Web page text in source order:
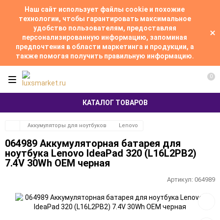
Наш сайт использует файлы cookie и похожие
технологии, чтобы гарантировать максимальное
удобство пользователям, предоставляя
персонализированную информацию, запоминая
предпочтения в области маркетинга и продукции, а
также помогая получить правильную информацию.
КАТАЛОГ ТОВАРОВ
0
Аккумуляторы для ноутбуков Lenovo
064989 Аккумуляторная батарея для
ноутбука Lenovo IdeaPad 320 (L16L2PB2)
7.4V 30Wh OEM черная
Артикул: 064989